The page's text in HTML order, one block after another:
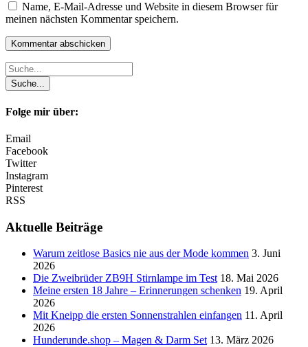
Name, E-Mail-Adresse und Website in diesem Browser für
meinen nächsten Kommentar speichern.
Folge mir über:
Email
Facebook
Twitter
Instagram
Pinterest
RSS
Aktuelle Beiträge
Warum zeitlose Basics nie aus der Mode kommen 3. Juni
2026
Die Zweibrüder ZB9H Stirnlampe im Test 18. Mai 2026
Meine ersten 18 Jahre – Erinnerungen schenken 19. April
2026
Mit Kneipp die ersten Sonnenstrahlen einfangen 11. April
2026
Hunderunde.shop – Magen & Darm Set 13. März 2026